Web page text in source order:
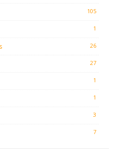
105
1
26
27
1
1
3
7